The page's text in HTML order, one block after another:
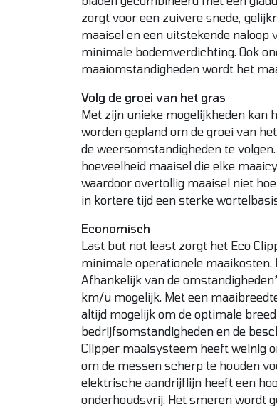
zorgt voor een zuivere snede,
maaisel en een uitstekende naloop
minimale bodemverdichting. Ook
maaiomstandigheden wordt het
Volg de groei van het gras
Met zijn unieke mogelijkheden kan
worden gepland om de groei van
de weersomstandigheden te
hoeveelheid maaisel die elke
waardoor overtollig maaisel niet
in kortere tijd een sterke
Economisch
Last but not least zorgt het Eco
minimale operationele maaikosten.
Afhankelijk van de
km/u mogelijk. Met een
altijd mogelijk om de optimale
bedrijfsomstandigheden en de
Clipper maaisysteem heeft weinig
om de messen scherp te houden
elektrische aandrijflijn heeft een
onderhoudsvrij. Het smeren wordt